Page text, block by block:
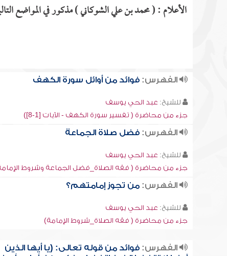
الأعلام : ( محمد بن علي الشوكاني ) مذكور في المواضع
الفهرس:فوائد من أوائل سورة الكهف
للشيخ: عبد الحي يوسف
جزء من محاضرة ( تفسير سورة الكهف - الآيات [1-8])
الفهرس:فضل صلاة الجماعة
للشيخ: عبد الحي يوسف
جزء من محاضرة ( فقه الصلاة_فضل الجماعة وشروط
الفهرس:من تجوز إمامتهم؟
للشيخ: عبد الحي يوسف
جزء من محاضرة ( فقه الصلاة_شروط الإمامة)
الفهرس:فوائد من قوله تعالى: (يا أيها الذين